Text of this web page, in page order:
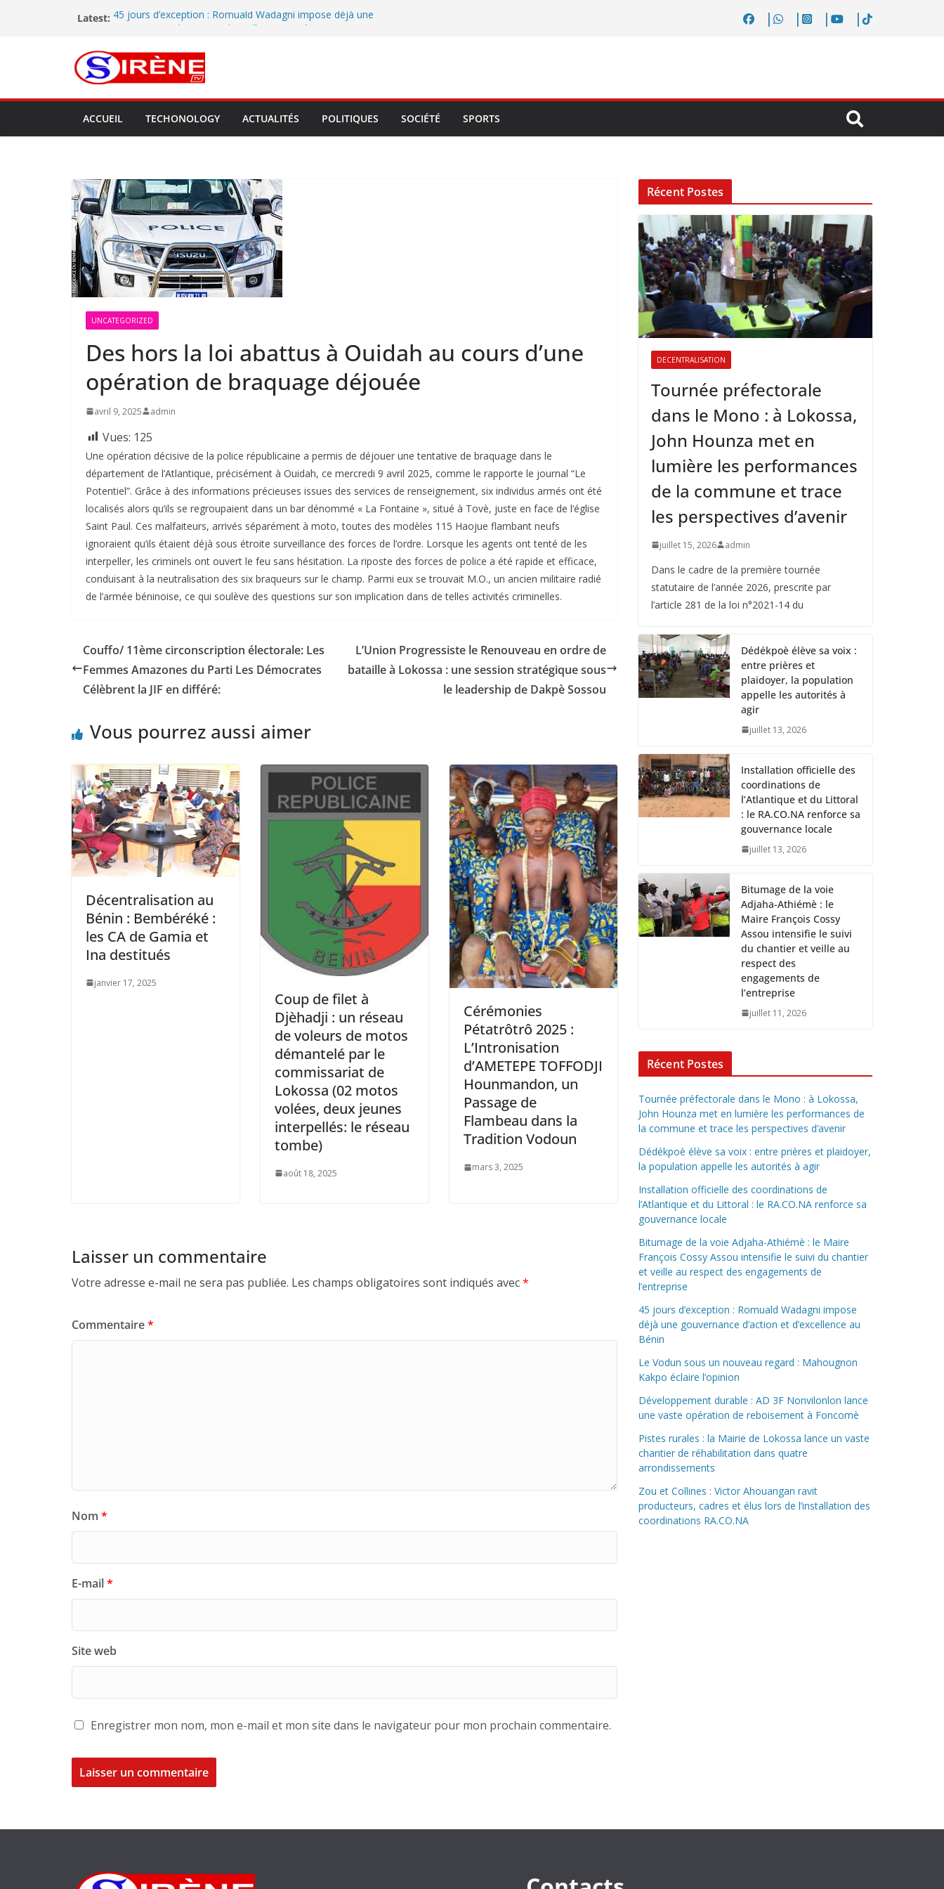
Latest: 45 jours d’exception : Romuald Wadagni impose déjà une
met en lumière les performances de la commune et trace les
perspectives d’avenir
Dédékpoè élève sa voix : entre prières et plaidoyer, la
population appelle les autorités à agir
Installation officielle des coordinations de l’Atlantique et du
ACCUEIL TECHONOLOGY ACTUALITÉS POLITIQUES SOCIÉTÉ SPORTS
UNCATEGORIZED
Des hors la loi abattus à Ouidah au cours d’une
opération de braquage déjouée
avril 9, 2025 admin
Vues: 125
Une opération décisive de la police républicaine a permis de déjouer une tentative de braquage dans le
département de l’Atlantique, précisément à Ouidah, ce mercredi 9 avril 2025, comme le rapporte le journal “Le
Potentiel”. Grâce à des informations précieuses issues des services de renseignement, six individus armés ont été
localisés alors qu’ils se regroupaient dans un bar dénommé « La Fontaine », situé à Tovè, juste en face de l’église
Saint Paul. Ces malfaiteurs, arrivés séparément à moto, toutes des modèles 115 Haojue flambant neufs
ignoraient qu’ils étaient déjà sous étroite surveillance des forces de l’ordre. Lorsque les agents ont tenté de les
interpeller, les criminels ont ouvert le feu sans hésitation. La riposte des forces de police a été rapide et efficace,
conduisant à la neutralisation des six braqueurs sur le champ. Parmi eux se trouvait M.O., un ancien militaire radié
de l’armée béninoise, ce qui soulève des questions sur son implication dans de telles activités criminelles.
Couffo/ 11ème circonscription électorale: Les
Femmes Amazones du Parti Les Démocrates
Célèbrent la JIF en différé:
L’Union Progressiste le Renouveau en ordre de
bataille à Lokossa : une session stratégique sous
le leadership de Dakpè Sossou
Vous pourrez aussi aimer
Décentralisation au
Bénin : Bembéréké :
les CA de Gamia et
Ina destitués
janvier 17, 2025
Coup de filet à
Djèhadji : un réseau
de voleurs de motos
démantelé par le
commissariat de
Lokossa (02 motos
volées, deux jeunes
interpellés: le réseau
tombe)
août 18, 2025
Cérémonies
Pétatrôtrô 2025 :
L’Intronisation
d’AMETEPE TOFFODJI
Hounmandon, un
Passage de
Flambeau dans la
Tradition Vodoun
mars 3, 2025
Laisser un commentaire
Votre adresse e-mail ne sera pas publiée. Les champs obligatoires sont indiqués avec*
Commentaire*
Nom *
E-mail*
Site web
Enregistrer mon nom, mon e-mail et mon site dans le navigateur pour mon prochain commentaire.
Récent Postes
DECENTRALISATION
Tournée préfectorale
dans le Mono : à Lokossa,
John Hounza met en
lumière les performances
de la commune et trace
les perspectives d’avenir
juillet 15, 2026 admin
Dans le cadre de la première tournée
statutaire de l’année 2026, prescrite par
l’article 281 de la loi n°2021-14 du
Dédékpoè élève sa voix :
entre prières et
plaidoyer, la population
appelle les autorités à
agir
juillet 13, 2026
Installation officielle des
coordinations de
l’Atlantique et du Littoral
: le RA.CO.NA renforce sa
gouvernance locale
juillet 13, 2026
Bitumage de la voie
Adjaha-Athiémè : le
Maire François Cossy
Assou intensifie le suivi
du chantier et veille au
respect des
engagements de
l’entreprise
juillet 11, 2026
Récent Postes
Tournée préfectorale dans le Mono : à Lokossa,
John Hounza met en lumière les performances de
la commune et trace les perspectives d’avenir
Dédékpoè élève sa voix : entre prières et plaidoyer,
la population appelle les autorités à agir
Installation officielle des coordinations de
l’Atlantique et du Littoral : le RA.CO.NA renforce sa
gouvernance locale
Bitumage de la voie Adjaha-Athiémè : le Maire
François Cossy Assou intensifie le suivi du chantier
et veille au respect des engagements de
l’entreprise
45 jours d’exception : Romuald Wadagni impose
déjà une gouvernance d’action et d’excellence au
Bénin
Le Vodun sous un nouveau regard : Mahougnon
Kakpo éclaire l’opinion
Développement durable : AD 3F Nonvilonlon lance
une vaste opération de reboisement à Foncomè
Pistes rurales : la Mairie de Lokossa lance un vaste
chantier de réhabilitation dans quatre
arrondissements
Zou et Collines : Victor Ahouangan ravit
producteurs, cadres et élus lors de l’installation des
coordinations RA.CO.NA